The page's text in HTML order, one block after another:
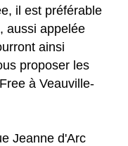
il est préférable
aussi appelée
ainsi
proposer les
à Veauville-
Jeanne d'Arc